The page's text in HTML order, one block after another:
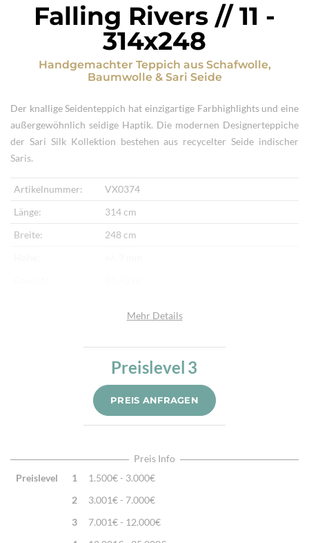
Falling Rivers // 11 -
314x248
Handgemachter Teppich aus Schafwolle,
Baumwolle & Sari Seide
Der knallige Seidenteppich hat einzigartige Farbhighlights und eine
außergewöhnlich seidige Haptik. Die modernen Designerteppiche
der Sari Silk Kollektion bestehen aus recycelter Seide indischer
Saris.
Artikelnummer:
VX0374
Länge:
314 cm
Breite:
248 cm
Baumwolle
Neu
40.000/m²
Handgeknüpft
Mehr Details
Preislevel 3
PREIS ANFRAGEN
Preis Info
Preislevel
1
1.500€ - 3.000€
2
3.001€ - 7.000€
3
7.001€ - 12.000€